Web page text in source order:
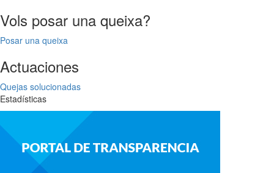
Vols posar una queixa?
Posar una queixa
Actuaciones
Quejas solucionadas
Estadísticas